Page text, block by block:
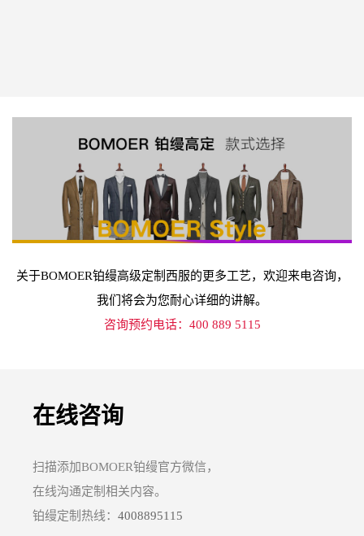
关于BOMOER铂缦高级定制西服的更多工艺，欢迎来电咨询，
我们将会为您耐心详细的讲解。
咨询预约电话：400 889 5115
在线咨询
扫描添加BOMOER铂缦官方微信，
在线沟通定制相关内容。
铂缦定制热线： 4008895115